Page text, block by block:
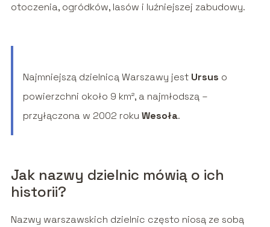
otoczenia, ogródków, lasów i luźniejszej zabudowy.
Najmniejszą dzielnicą Warszawy jest Ursus o
powierzchni około 9 km², a najmłodszą –
przyłączona w 2002 roku Wesoła.
Jak nazwy dzielnic mówią o ich
historii?
Nazwy warszawskich dzielnic często niosą ze sobą